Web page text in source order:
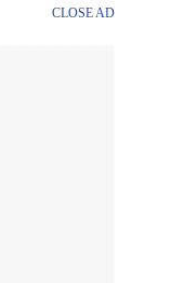
CLOSE AD